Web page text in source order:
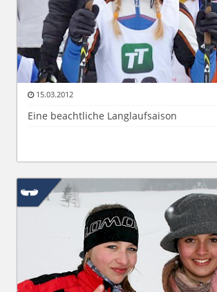
15.03.2012
Eine beachtliche Langlaufsaison